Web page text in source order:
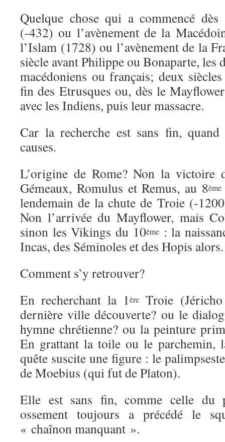
Quelque chose qui a commencé
(-432) ou l’avènement de la
l’Islam (1728) ou l’avènement de la
siècle avant Philippe ou Bonaparte, les
macédoniens ou français; deux
fin des Etrusques ou, dès le
avec les Indiens, puis leur massacre.
Car la recherche est sans fin,
causes.
L’origine de Rome? Non la victoire
Gémeaux, Romulus et Remus, au 8ème
lendemain de la chute de Troie (-
Non l’arrivée du Mayflower, mais
sinon les Vikings du 10ème: la
Incas, des Séminoles et des Hopis alors.
Comment s’y retrouver?
En recherchant la 1ère
Troie
dernière ville découverte? ou le
hymne chrétienne? ou la peinture
En grattant la toile ou le parchemin,
quête suscite une figure : le
de Moebius (qui fut de Platon).
Elle est sans fin, comme celle du
ossement toujours a précédé le
« chaînon manquant ».